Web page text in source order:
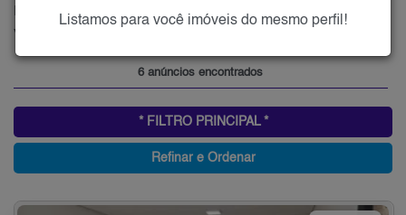
Imóveis para Alugar na Vila Prado, Zona Norte de São Paulo, SP
Vila Prado, Zona Norte
6 anúncios encontrados
* FILTRO PRINCIPAL *
Refinar e Ordenar
Listamos para você imóveis do mesmo perfil!